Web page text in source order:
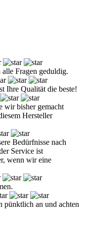
Fragen geduldig.
Ihre Qualität die beste!
wir bisher gemacht
Hersteller
Bedürfnisse nach
Service ist
wenn wir eine
pünktlich an und achten